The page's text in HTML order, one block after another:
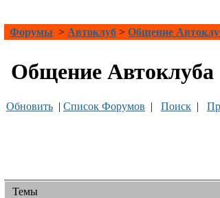
Форумы > Автоклуб > Общение
Общение Автоклуба
Обновить | Список Форумов | Поиск |
Темы